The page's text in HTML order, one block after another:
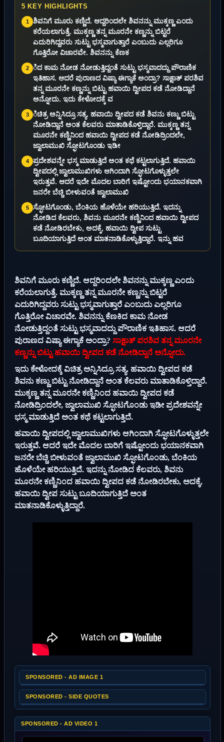
5 KEY HIGHLIGHTS
1
ಶಿವನಿಗೆ ಮೂರು ಕಣ್ಣಿದೆ. ಆದ್ದರಿಂದಲೇ ಶಿವನನ್ನು ಮುಕ್ಕಣ್ಣ ಎಂದು
ಕರೆಯಲಾಗುತ್ತೆ. ಮುಕ್ಕಣ್ಣ ತನ್ನ ಮೂರನೇ ಕಣ್ಣನ್ನು ಬಿಟ್ಟರೆ
ಎದುರಿಗಿದ್ದವರು ಸುಟ್ಟು ಭಸ್ಮವಾಗುತ್ತಾರೆ ಎಂಬುದು ಎಲ್ಲರಿಗೂ
ಗೊತ್ತಿರೋ ವಿಚಾರವೇ. ಶಿವನನ್ನು ಕೆಣಕ
2
ಿದ ಕಾಮ ನೋಡ ನೋಡುತ್ತಿದ್ದಂತೆ ಸುಟ್ಟು ಭಸ್ಮವಾದದ್ದು ಪೌರಾಣಿಕ
ಇತಿಹಾಸ. ಆದರೆ ಪುರಾಣದ ವಿಷ್ಯಾ ಈಗ್ಯಾಕೆ ಅಂದ್ರಾ? ಸಾಕ್ಷಾತ್ ಪರಶಿವ
ತನ್ನ ಮೂರನೇ ಕಣ್ಣನ್ನು ಬಿಟ್ಟು ಹವಾಯಿ ದ್ವೀಪದ ಕಡೆ ನೋಡಿದ್ದಾನೆ
ಅನ್ನೋದು. ಇದು ಕೇಳೋದಕ್ಕೆ ವ
3
ಿಚಿತ್ರ ಅನ್ನಿಸಿದ್ರೂ ಸತ್ಯ. ಹವಾಯಿ ದ್ವೀಪದ ಕಡೆ ಶಿವನು ಕಣ್ಣು ಬಿಟ್ಟು
ನೋಡಿದ್ದಾನೆ ಅಂತ ಕೆಲವರು ಮಾತಾಡಿಕೊಳ್ತಿದ್ದಾರೆ. ಮುಕ್ಕಣ್ಣ ತನ್ನ
ಮೂರನೇ ಕಣ್ಣಿನಿಂದ ಹವಾಯಿ ದ್ವೀಪದ ಕಡೆ ನೋಡಿದ್ರಿಂದಲೇ,
ಜ್ವಾಲಾಮುಖಿ ಸ್ಫೋಟಗೊಂಡು ಇಡೀ
4
ಪ್ರದೇಶವನ್ನೇ ಭಸ್ಮ ಮಾಡುತ್ತಿದೆ ಅಂತ ಕಥೆ ಕಟ್ಟಲಾಗುತ್ತಿದೆ. ಹವಾಯಿ
ದ್ವೀಪದಲ್ಲಿ ಜ್ವಾಲಾಮುಖಿಗಳು ಆಗಿಂದಾಗಿ ಸ್ಫೋಟಗೊಳ್ಳುತ್ತಲೇ
ಇರುತ್ತವೆ. ಆದರೆ ಇದೇ ಮೊದಲ ಬಾರಿಗೆ ಇಷ್ಟೋಂದು ಭಯಾನಕವಾಗಿ
ಜನರೇ ಬೆಚ್ಚಿ ಬೀಳುವಂತೆ ಜ್ವಾಲಾಮುಖಿ
5
ಸ್ಫೋಟಗೊಂಡು, ಬೆಂಕಿಯ ಹೊಳೆಯೇ ಹರಿಯುತ್ತಿದೆ. ಇದನ್ನು
ನೋಡಿದ ಕೆಲವರು, ಶಿವನು ಮೂರನೇ ಕಣ್ಣಿನಿಂದ ಹವಾಯಿ ದ್ವೀಪದ
ಕಡೆ ನೋಡಿರಬೇಕು, ಅದಕ್ಕೆ, ಹವಾಯಿ ದ್ವೀಪ ಸುಟ್ಟು
ಬೂದಿಯಾಗುತ್ತಿದೆ ಅಂತ ಮಾತನಾಡಿಕೊಳ್ಳುತ್ತಿದ್ದಾರೆ. ಇನ್ನು ಹವ
ಶಿವನಿಗೆ ಮೂರು ಕಣ್ಣಿದೆ. ಆದ್ದರಿಂದಲೇ ಶಿವನನ್ನು ಮುಕ್ಕಣ್ಣ ಎಂದು
ಕರೆಯಲಾಗುತ್ತೆ. ಮುಕ್ಕಣ್ಣ ತನ್ನ ಮೂರನೇ ಕಣ್ಣನ್ನು ಬಿಟ್ಟರೆ
ಎದುರಿಗಿದ್ದವರು ಸುಟ್ಟು ಭಸ್ಮವಾಗುತ್ತಾರೆ ಎಂಬುದು ಎಲ್ಲರಿಗೂ
ಗೊತ್ತಿರೋ ವಿಚಾರವೇ. ಶಿವನನ್ನು ಕೆಣಕಿದ ಕಾಮ ನೋಡ
ನೋಡುತ್ತಿದ್ದಂತೆ ಸುಟ್ಟು ಭಸ್ಮವಾದದ್ದು ಪೌರಾಣಿಕ ಇತಿಹಾಸ. ಆದರೆ
ಪುರಾಣದ ವಿಷ್ಯಾ ಈಗ್ಯಾಕೆ ಅಂದ್ರಾ? ಸಾಕ್ಷಾತ್ ಪರಶಿವ ತನ್ನ ಮೂರನೇ
ಕಣ್ಣನ್ನು ಬಿಟ್ಟು ಹವಾಯಿ ದ್ವೀಪದ ಕಡೆ ನೋಡಿದ್ದಾನೆ ಅನ್ನೋದು.
ಇದು ಕೇಳೋದಕ್ಕೆ ವಿಚಿತ್ರ ಅನ್ನಿಸಿದ್ರೂ ಸತ್ಯ. ಹವಾಯಿ ದ್ವೀಪದ ಕಡೆ
ಶಿವನು ಕಣ್ಣು ಬಿಟ್ಟು ನೋಡಿದ್ದಾನೆ ಅಂತ ಕೆಲವರು ಮಾತಾಡಿಕೊಳ್ತಿದ್ದಾರೆ.
ಮುಕ್ಕಣ್ಣ ತನ್ನ ಮೂರನೇ ಕಣ್ಣಿನಿಂದ ಹವಾಯಿ ದ್ವೀಪದ ಕಡೆ
ನೋಡಿದ್ರಿಂದಲೇ, ಜ್ವಾಲಾಮುಖಿ ಸ್ಫೋಟಗೊಂಡು ಇಡೀ ಪ್ರದೇಶವನ್ನೇ
ಭಸ್ಮ ಮಾಡುತ್ತಿದೆ ಅಂತ ಕಥೆ ಕಟ್ಟಲಾಗುತ್ತಿದೆ.
ಹವಾಯಿ ದ್ವೀಪದಲ್ಲಿ ಜ್ವಾಲಾಮುಖಿಗಳು ಆಗಿಂದಾಗಿ ಸ್ಫೋಟಗೊಳ್ಳುತ್ತಲೇ
ಇರುತ್ತವೆ. ಆದರೆ ಇದೇ ಮೊದಲ ಬಾರಿಗೆ ಇಷ್ಟೋಂದು ಭಯಾನಕವಾಗಿ
ಜನರೇ ಬೆಚ್ಚಿ ಬೀಳುವಂತೆ ಜ್ವಾಲಾಮುಖಿ ಸ್ಫೋಟಗೊಂಡು, ಬೆಂಕಿಯ
ಹೊಳೆಯೇ ಹರಿಯುತ್ತಿದೆ. ಇದನ್ನು ನೋಡಿದ ಕೆಲವರು, ಶಿವನು
ಮೂರನೇ ಕಣ್ಣಿನಿಂದ ಹವಾಯಿ ದ್ವೀಪದ ಕಡೆ ನೋಡಿರಬೇಕು, ಅದಕ್ಕೆ,
ಹವಾಯಿ ದ್ವೀಪ ಸುಟ್ಟು ಬೂದಿಯಾಗುತ್ತಿದೆ ಅಂತ
ಮಾತನಾಡಿಕೊಳ್ಳುತ್ತಿದ್ದಾರೆ.
SPONSORED - AD IMAGE 1
SPONSORED - SIDE QUOTES
SPONSORED - AD VIDEO 1